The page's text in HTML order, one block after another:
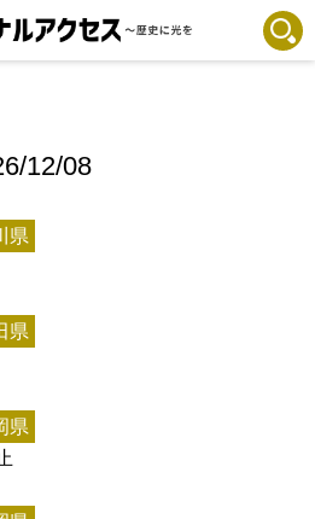
は
コンテンツポリシー
12/08
県
県
県